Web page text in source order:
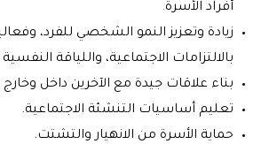
أفراد الأسرة.
زيادة وتعزيز النمو الشخصي للفرد،
بالالتزامات الاجتماعية، واللياقة
بناء علاقات جيدة مع الآخرين داخل وخارج
تعليم أساسيات التنشئة الاجتماعية.
حماية الأسرة من الانهيار والتشتت.